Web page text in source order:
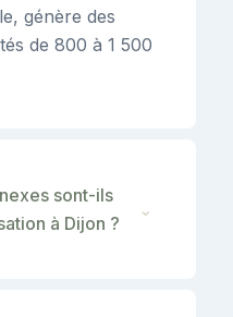
génère des
de 800 à 1 500
sont-ils
à Dijon ?
⌄